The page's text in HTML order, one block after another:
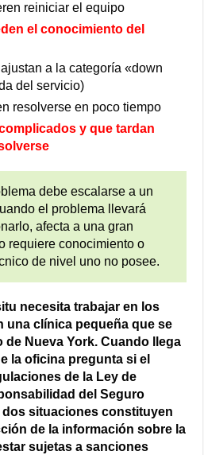
reiniciar el equipo
el conocimiento del
a la categoría «down
del servicio)
resolverse en poco tiempo
y que tardan
debe escalarse a un
el problema llevará
afecta a una gran
requiere conocimiento o
de nivel uno no posee.
necesita trabajar en los
una clínica pequeña que se
de Nueva York. Cuando llega
la oficina pregunta si el
de la Ley de
del Seguro
dos situaciones constituyen
de la información sobre la
sujetas a sanciones